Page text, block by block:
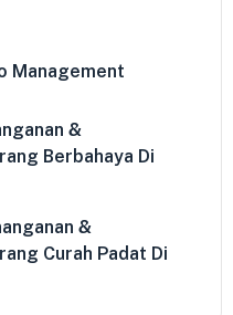
Management
&
Berbahaya Di
&
Curah Padat Di